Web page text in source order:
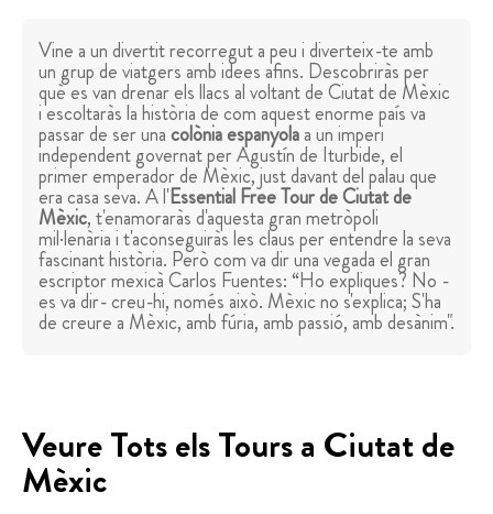
Vine a un divertit recorregut a peu i diverteix-te amb
un grup de viatgers amb idees afins. Descobriràs per
què es van drenar els llacs al voltant de Ciutat de Mèxic
i escoltaràs la història de com aquest enorme país va
passar de ser unacolònia espanyolaa un imperi
independent governat per Agustín de Iturbide, el
primer emperador de Mèxic, just davant del palau que
era casa seva. A l'Essential Free Tour de Ciutat de
Mèxic, t'enamoraràs d'aquesta gran metròpoli
mil·lenària i t'aconseguiràs les claus per entendre la seva
fascinant història. Però com va dir una vegada el gran
escriptor mexicà Carlos Fuentes: “Ho expliques? No -
es va dir- creu-hi, només això. Mèxic no s'explica; S'ha
de creure a Mèxic, amb fúria, amb passió, amb desànim".
Veure Tots els Tours a Ciutat de
Mèxic